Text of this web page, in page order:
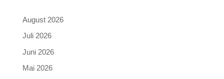
August 2026
Juli 2026
Juni 2026
Mai 2026